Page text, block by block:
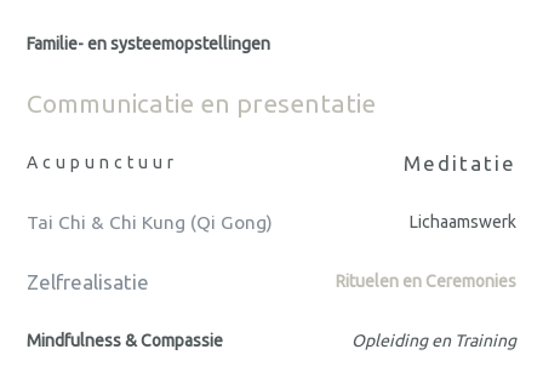
Familie- en systeemopstellingen
Communicatie en presentatie
Acupunctuur Meditatie
Tai Chi & Chi Kung (Qi Gong) Lichaamswerk
Zelfrealisatie Rituelen en Ceremonies
Mindfulness & Compassie Opleiding en Training